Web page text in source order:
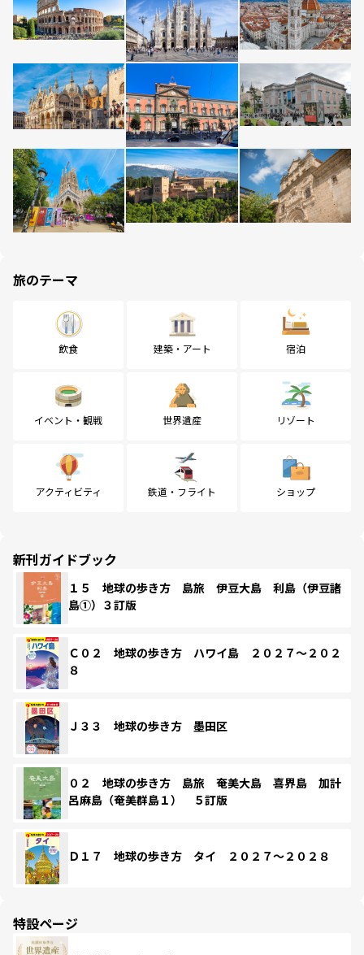
旅のテーマ
飲食 建築・アート 宿泊
イベント・観戦 世界遺産 リゾート
アクティビティ 鉄道・フライト ショップ
新刊ガイドブック
１５ 地球の歩き方 島旅 伊豆大島 利島（伊豆諸
島①）３訂版
Ｃ０２ 地球の歩き方 ハワイ島 ２０２７～２０２
８
Ｊ３３ 地球の歩き方 墨田区
０２ 地球の歩き方 島旅 奄美大島 喜界島 加計
呂麻島（奄美群島１） ５訂版
Ｄ１７ 地球の歩き方 タイ ２０２７～２０２８
特設ページ